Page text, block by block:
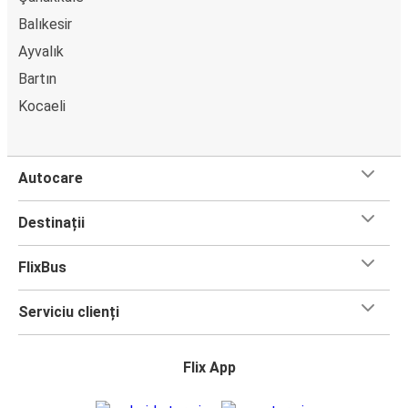
Balıkesir
Ayvalık
Bartın
Kocaeli
Autocare
Destinații
FlixBus
Serviciu clienți
Flix App